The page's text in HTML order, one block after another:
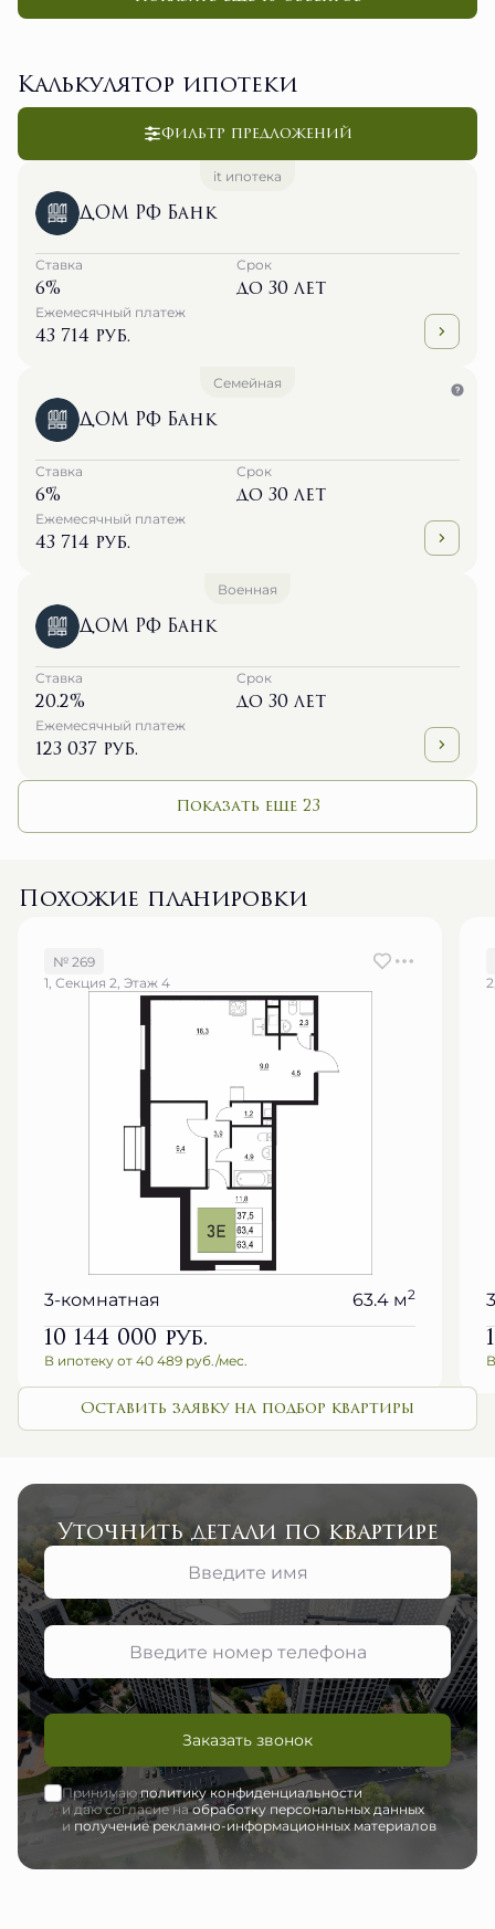
Калькулятор ипотеки
Фильтр предложений
it ипотека
ДОМ РФ Банк
Ставка
6%
Срок
до 30 лет
Ежемесячный платеж
43 714 руб.
Семейная
ДОМ РФ Банк
Ставка
6%
Срок
до 30 лет
Ежемесячный платеж
43 714 руб.
Военная
ДОМ РФ Банк
Ставка
20.2%
Срок
до 30 лет
Ежемесячный платеж
123 037 руб.
Показать еще 23
Похожие планировки
№ 269
1, Секция 2, Этаж 4
3-комнатная 63.4 м2
10 144 000руб.
В ипотеку от 40 489 руб./мес.
Оставить заявку на подбор квартиры
Уточнить детали по квартире
Заказать звонок
Принимаюполитику конфиденциальности
и даю согласие наобработку персональных данных
иполучение рекламно-информационных материалов